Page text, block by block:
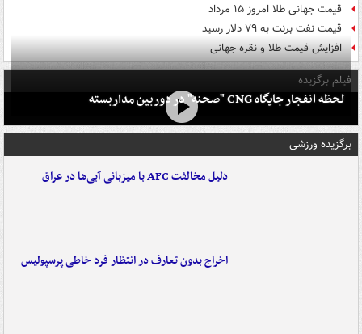
قیمت جهانی طلا امروز ۱۵ مرداد
قیمت نفت برنت به ۷۹ دلار رسید
افزایش قیمت طلا و نقره جهانی
فیلم برگزیده
لحظه انفجار جایگاه CNG "صحنه" در دوربین مداربسته
برگزیده ورزشی
دلیل مخالفت AFC با میزبانی آبی‌ها در عراق
اخراج بدون تعارف در انتظار فرد خاطی پرسپولیس